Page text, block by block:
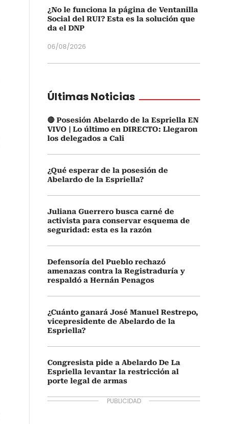
¿No le funciona la página de Ventanilla
Social del RUI? Esta es la solución que
da el DNP
06/08/2026
Últimas Noticias
🔴 Posesión Abelardo de la Espriella EN
VIVO | Lo último en DIRECTO: Llegaron
los delegados a Cali
¿Qué esperar de la posesión de
Abelardo de la Espriella?
Juliana Guerrero busca carné de
activista para conservar esquema de
seguridad: esta es la razón
Defensoría del Pueblo rechazó
amenazas contra la Registraduría y
respaldó a Hernán Penagos
¿Cuánto ganará José Manuel Restrepo,
vicepresidente de Abelardo de la
Espriella?
Congresista pide a Abelardo De La
Espriella levantar la restricción al
porte legal de armas